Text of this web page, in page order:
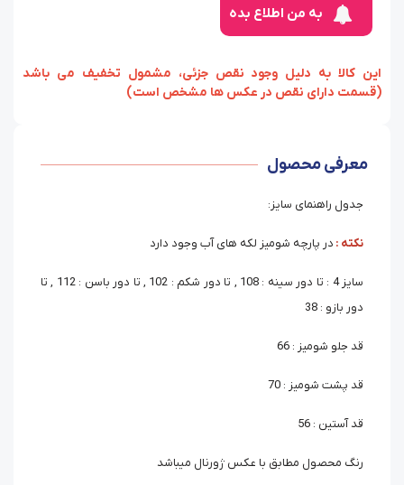
به من اطلاع بده
‏‫این کالا به دلیل وجود نقص جزئی، مشمول تخفیف می باشد
(قسمت دارای نقص در عکس ها مشخص است)
معرفی محصول
جدول راهنمای سایز:
نکته : در پارچه شومیز لکه های آب وجود دارد
سایز 4 : تا دور سینه : 108 , تا دور شکم : 102 , تا دور باسن : 112 , تا
دور بازو : 38
قد جلو شومیز : 66
قد پشت شومیز : 70
قد آستین : 56
رنگ محصول مطابق با عکس ژورنال میباشد